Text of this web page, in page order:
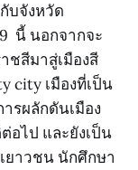
บจังหวัด
นี้ นอกจากจะ
ชสีมาสู่เมืองสี
city เมืองที่เป็น
รผลักดันเมือง
อไป และยังเป็น
ยาวชน นักศึกษา